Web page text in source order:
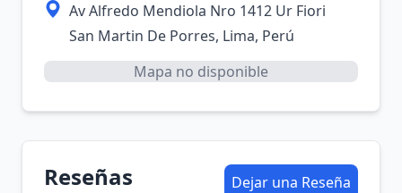
Av Alfredo Mendiola Nro 1412 Ur Fiori
San Martin De Porres, Lima, Perú
Mapa no disponible
Reseñas Dejar una Reseña